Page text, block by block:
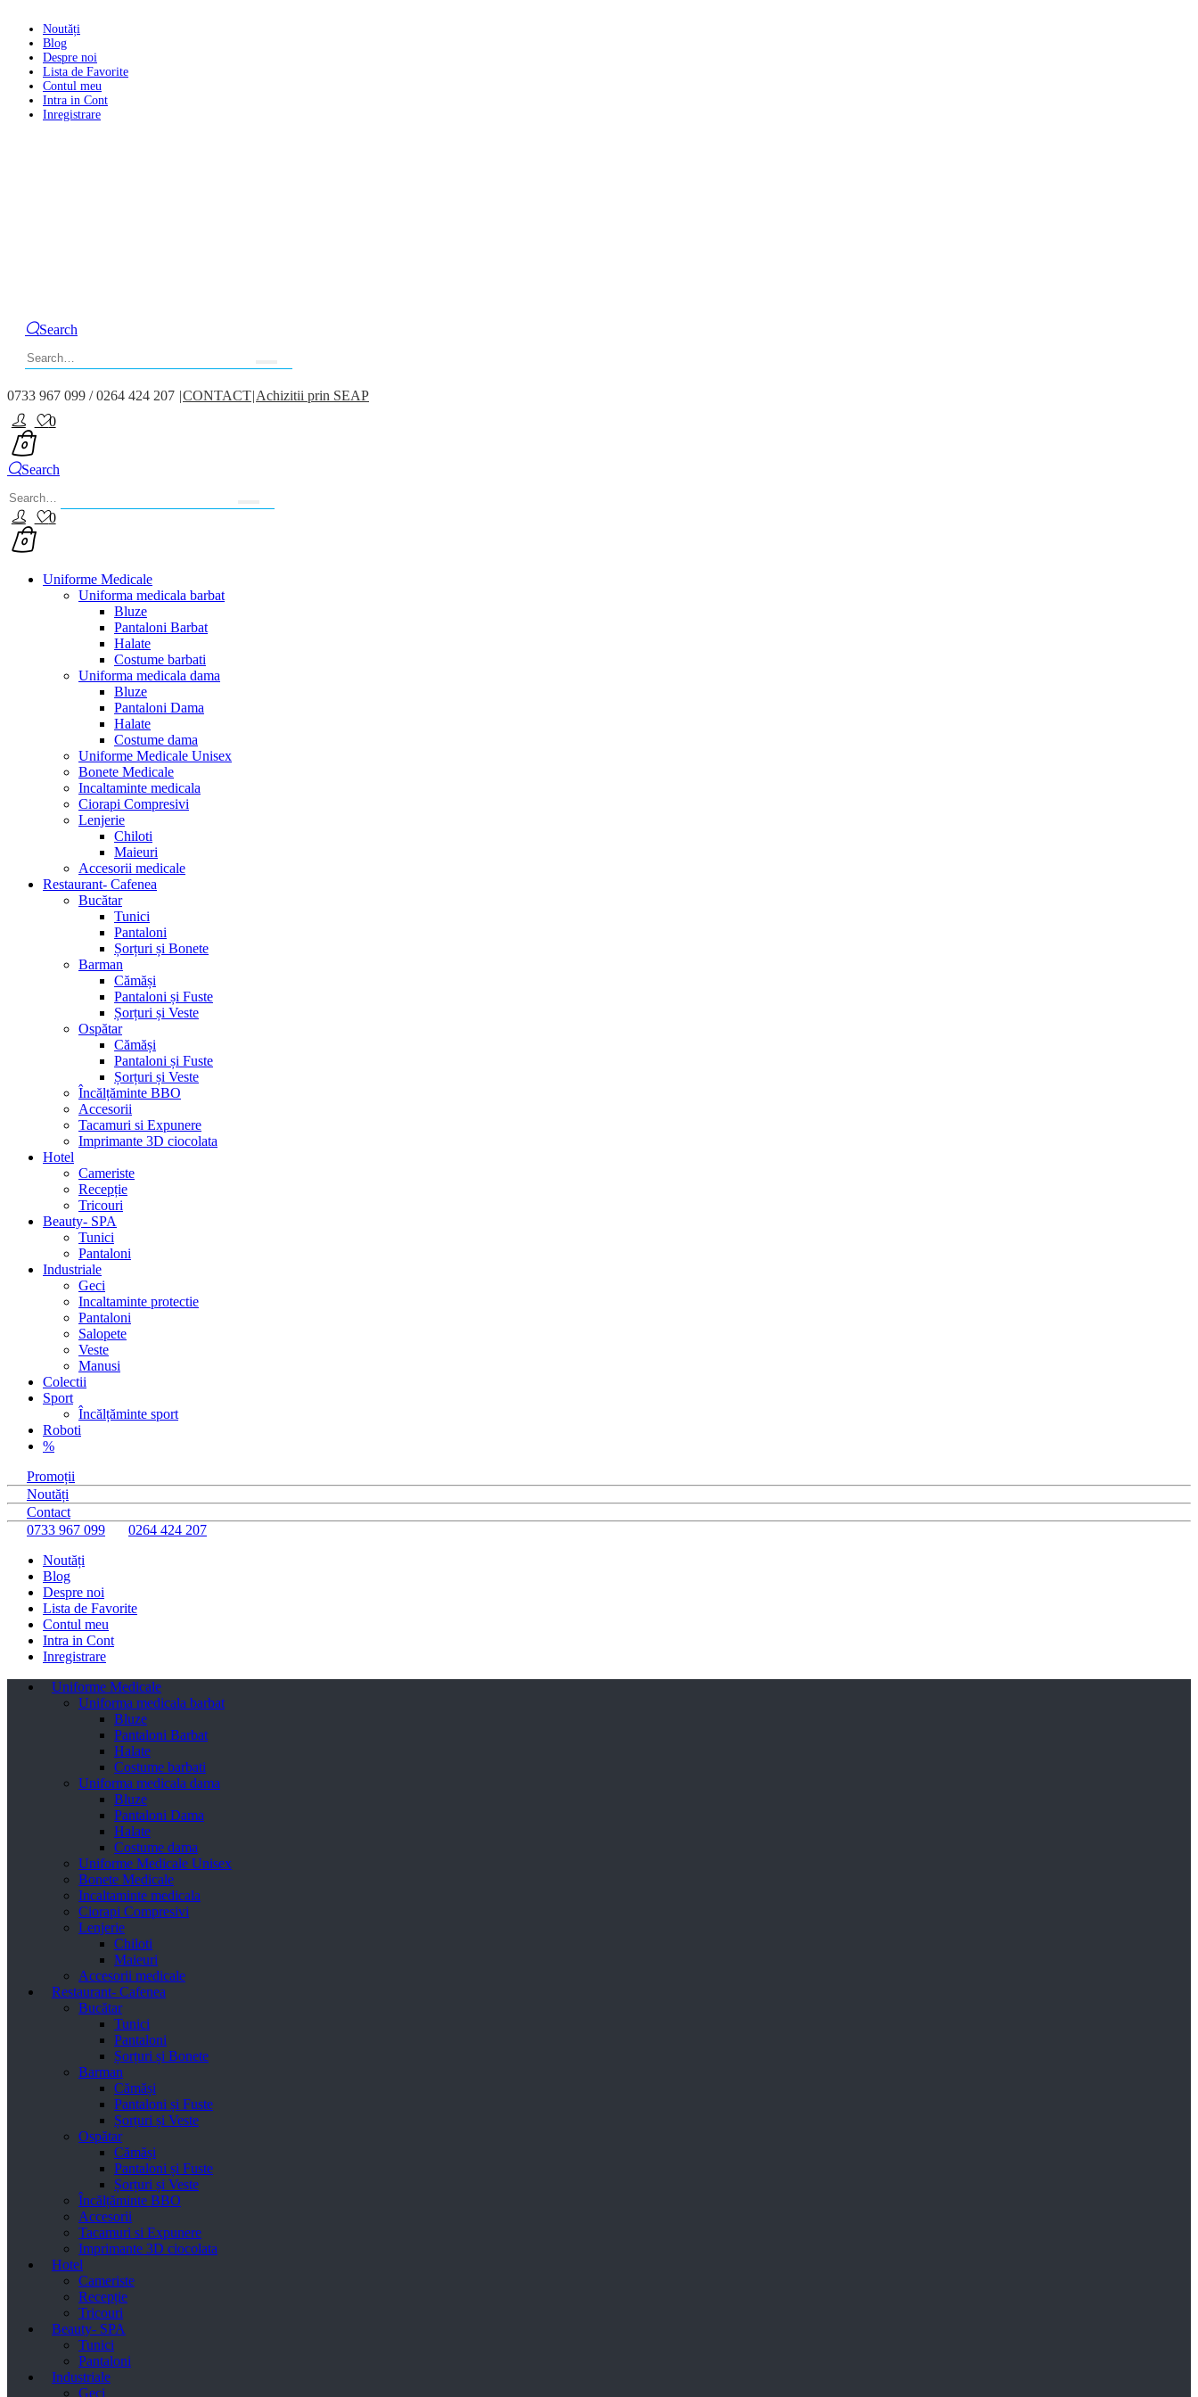
Noutăți
Blog
Despre noi
Lista de Favorite
Contul meu
Intra in Cont
Inregistrare
Search
0733 967 099 / 0264 424 207 |CONTACT|Achizitii prin SEAP
0
Search
0
Uniforme Medicale
Uniforma medicala barbat
Bluze
Pantaloni Barbat
Halate
Costume barbati
Uniforma medicala dama
Bluze
Pantaloni Dama
Halate
Costume dama
Uniforme Medicale Unisex
Bonete Medicale
Incaltaminte medicala
Ciorapi Compresivi
Lenjerie
Chiloti
Maieuri
Accesorii medicale
Restaurant- Cafenea
Bucătar
Tunici
Pantaloni
Șorțuri și Bonete
Barman
Cămăși
Pantaloni și Fuste
Șorțuri și Veste
Ospătar
Cămăși
Pantaloni și Fuste
Șorțuri și Veste
Încălțăminte BBO
Accesorii
Tacamuri si Expunere
Imprimante 3D ciocolata
Hotel
Cameriste
Recepție
Tricouri
Beauty- SPA
Tunici
Pantaloni
Industriale
Geci
Incaltaminte protectie
Pantaloni
Salopete
Veste
Manusi
Colectii
Sport
Încălțăminte sport
Roboti
%
Promoții
Noutăți
Contact
0733 967 099
0264 424 207
Noutăți
Blog
Despre noi
Lista de Favorite
Contul meu
Intra in Cont
Inregistrare
Uniforme Medicale
Uniforma medicala barbat
Bluze
Pantaloni Barbat
Halate
Costume barbati
Uniforma medicala dama
Bluze
Pantaloni Dama
Halate
Costume dama
Uniforme Medicale Unisex
Bonete Medicale
Incaltaminte medicala
Ciorapi Compresivi
Lenjerie
Chiloti
Maieuri
Accesorii medicale
Restaurant- Cafenea
Bucătar
Tunici
Pantaloni
Șorțuri și Bonete
Barman
Cămăși
Pantaloni și Fuste
Șorțuri și Veste
Ospătar
Cămăși
Pantaloni și Fuste
Șorțuri și Veste
Încălțăminte BBO
Accesorii
Tacamuri si Expunere
Imprimante 3D ciocolata
Hotel
Cameriste
Recepție
Tricouri
Beauty- SPA
Tunici
Pantaloni
Industriale
Geci